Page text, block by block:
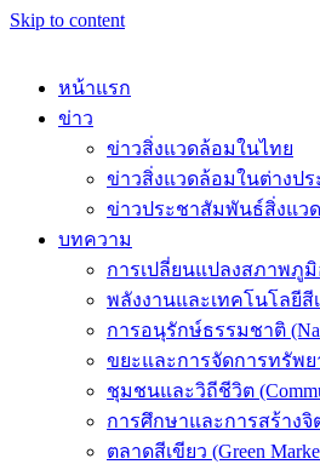
Skip to content
หน้าแรก
ข่าว
ข่าวสิ่งแวดล้อมในไทย
ข่าวสิ่งแวดล้อมในต่างปร
ข่าวประชาสัมพันธ์สิ่งแว
บทความ
การเปลี่ยนแปลงสภาพภูมิ
พลังงานและเทคโนโลยีสีเ
การอนุรักษ์ธรรมชาติ
ขยะและการจัดการทรัพยา
ชุมชนและวิถีชีวิต
การศึกษาและการสร้างจิต
ตลาดสีเขียว (Green